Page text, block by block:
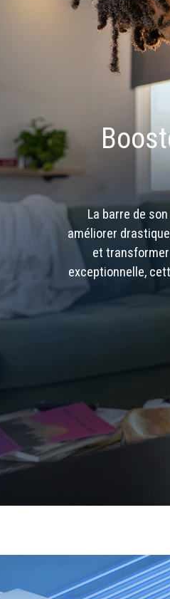
La barre de
améliorer
et
exceptionnelle,